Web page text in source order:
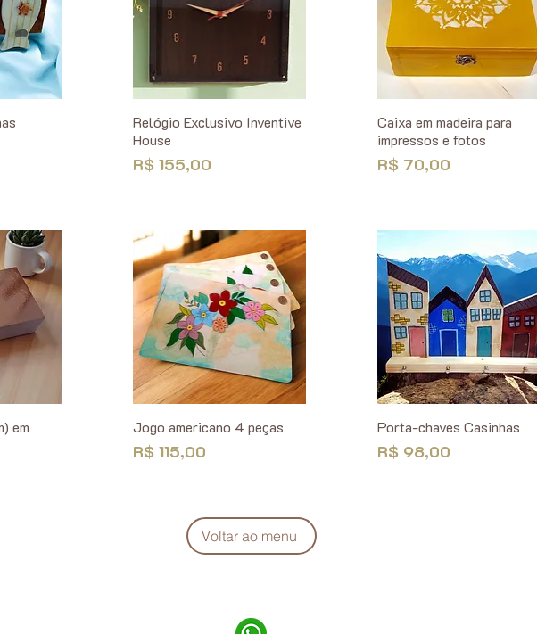
Relógio Exclusivo Inventive
House
Preço
R$ 155,00
Caixa em madeira para
impressos e fotos
Preço
R$ 70,00
em
Jogo americano 4 peças
Preço
R$ 115,00
Porta-chaves Casinhas
Preço
R$ 98,00
Voltar ao menu